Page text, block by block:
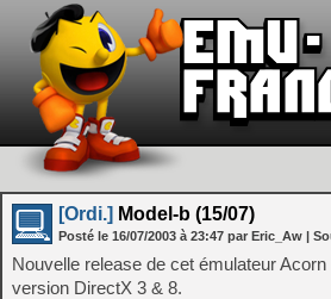
[Ordi.] Model-b (15/07)
Posté le 16/07/2003 à 23:47 par Eric_Aw |
Nouvelle release de cet émulateur
version DirectX 3 & 8.